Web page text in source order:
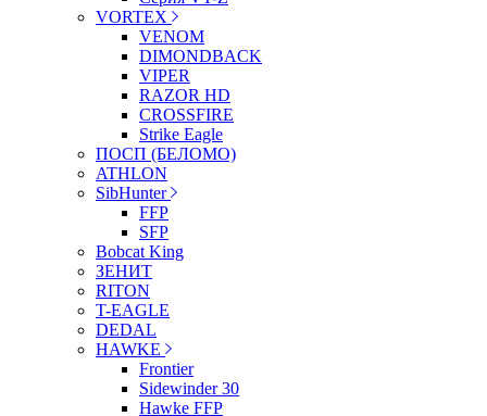
VORTEX
VENOM
DIMONDBACK
VIPER
RAZOR HD
CROSSFIRE
Strike Eagle
ПОСП (БЕЛОМО)
ATHLON
SibHunter
FFP
SFP
Bobcat King
ЗЕНИТ
RITON
T-EAGLE
DEDAL
HAWKE
Frontier
Sidewinder 30
Hawke FFP